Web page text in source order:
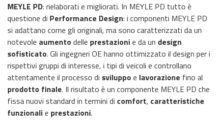
MEYLE PD: rielaborati e migliorati. In MEYLE PD tutto è
questione di Performance Design: i componenti MEYLE PD
si adattano come gli originali, ma sono caratterizzati da un
notevole aumento delle prestazionie da un design
sofisticato. Gli ingegneri OE hanno ottimizzato il design per i
rispettivi gruppi di interesse, i tipi di veicoli e controllano
attentamente il processo di sviluppo e lavorazione fino al
prodotto finale. Il risultato è un componente MEYLE PD che
fissa nuovi standard in termini di comfort, caratteristiche
funzionalie prestazioni.